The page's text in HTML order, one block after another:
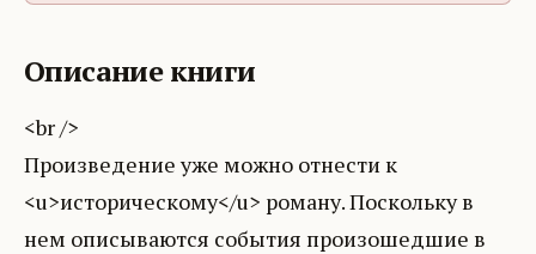
Описание книги
<br />
Произведение уже можно отнести к
<u>историческому</u> роману. Поскольку в
нем описываются события произошедшие в